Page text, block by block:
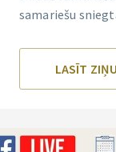
samariešu
LASĪT ZIŅU